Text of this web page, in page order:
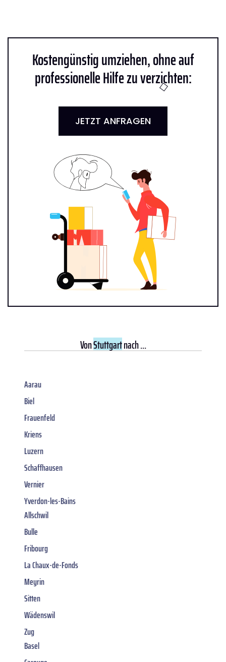
Kostengünstig umziehen, ohne auf
professionelle Hilfe zu verzichten:
JETZT ANFRAGEN
VonStuttgartnach ...
Aarau
Biel
Frauenfeld
Kriens
Luzern
Schaffhausen
Vernier
Yverdon-les-Bains
Allschwil
Bulle
Fribourg
La Chaux-de-Fonds
Meyrin
Sitten
Wädenswil
Zug
Basel